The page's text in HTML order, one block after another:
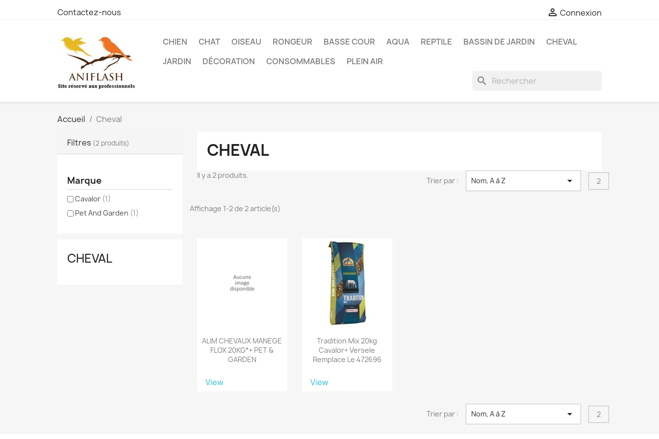
Contactez-nous  Connexion
CHIEN CHAT OISEAU RONGEUR BASSE COUR AQUA REPTILE BASSIN DE JARDIN
CHEVAL
JARDIN
DÉCORATION CONSOMMABLES PLEIN AIR
search
Accueil Cheval
Filtres (2 produits)
Marque
Cavalor (1)
Pet And Garden (1)
CHEVAL
CHEVAL
Il y a 2 produits.
Trier par : Nom, A à Z  2
Affichage 1-2 de 2 article(s)
ALIM CHEVAUX MANEGE
FLOX 20KG*+ PET &
GARDEN
View
Tradition Mix 20kg
Cavalor+ Versele
Remplace Le 472696
View
Trier par : Nom, A à Z  2